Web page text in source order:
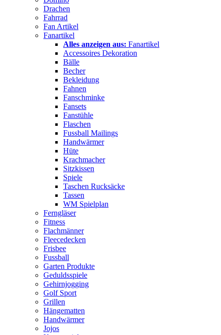
Drachen
Fahrrad
Fan Artikel
Fanartikel
Alles anzeigen aus: Fanartikel
Accessoires Dekoration
Bälle
Becher
Bekleidung
Fahnen
Fanschminke
Fansets
Fanstühle
Flaschen
Fussball Mailings
Handwärmer
Hüte
Krachmacher
Sitzkissen
Spiele
Taschen Rucksäcke
Tassen
WM Spielplan
Ferngläser
Fitness
Flachmänner
Fleecedecken
Frisbee
Fussball
Garten Produkte
Geduldsspiele
Gehirnjogging
Golf Sport
Grillen
Hängematten
Handwärmer
Jojos